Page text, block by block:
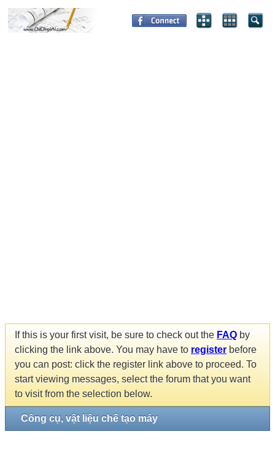
If this is your first visit, be sure to check out the FAQ by
clicking the link above. You may have to register before
you can post: click the register link above to proceed. To
start viewing messages, select the forum that you want
to visit from the selection below.
Công cụ, vật liệu chế tạo máy